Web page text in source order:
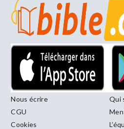
Nous écrire
Qui
CGU
Cookies